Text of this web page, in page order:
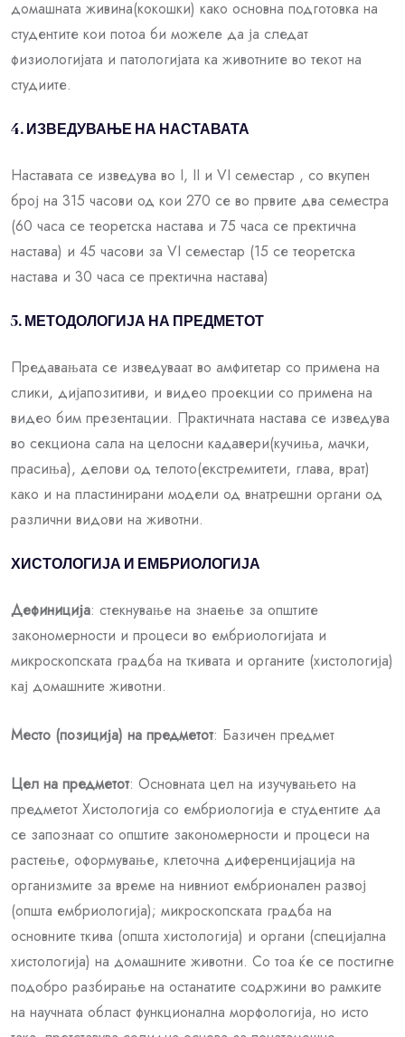
домашната живина(кокошки) како основна подготовка на
студентите кои потоа би можеле да ја следат
физиологијата и патологијата ка животните во текот на
студиите.
4. ИЗВЕДУВАЊЕ НА НАСТАВАТА
Наставата се изведува во I, II и VI семестар , со вкупен
број на 315 часови од кои 270 се во првите два семестра
(60 часа се теоретска настава и 75 часа се пректична
настава) и 45 часови за VI семестар (15 се теоретска
настава и 30 часа се пректична настава)
5. МЕТОДОЛОГИЈА НА ПРЕДМЕТОТ
Предавањата се изведуваат во амфитетар со примена на
слики, дијапозитиви, и видео проекции со примена на
видео бим презентации. Практичната настава се изведува
во секциона сала на целосни кадавери(кучиња, мачки,
прасиња), делови од телото(екстремитети, глава, врат)
како и на пластинирани модели од внатрешни органи од
различни видови на животни.
ХИСТОЛОГИЈА И ЕМБРИОЛОГИЈА
Дефиниција: стекнување на знаење за општите
закономерности и процеси во ембриологијата и
микроскопската градба на ткивата и органите (хистологија)
кај домашните животни.
Место (позиција) на предметот: Базичен предмет
Цел на предметот: Основната цел на изучувањето на
предметот Хистологија со ембриологија е студентите да
се запознаат со општите закономерности и процеси на
растење, оформување, клеточна диференцијација на
организмите за време на нивниот ембрионален развој
(општа ембриологија); микроскопската градба на
основните ткива (општа хистологија) и органи (специјална
хистологија) на домашните животни. Со тоа ќе се постигне
подобро разбирање на останатите содржини во рамките
на научната област функционална морфологија, но исто